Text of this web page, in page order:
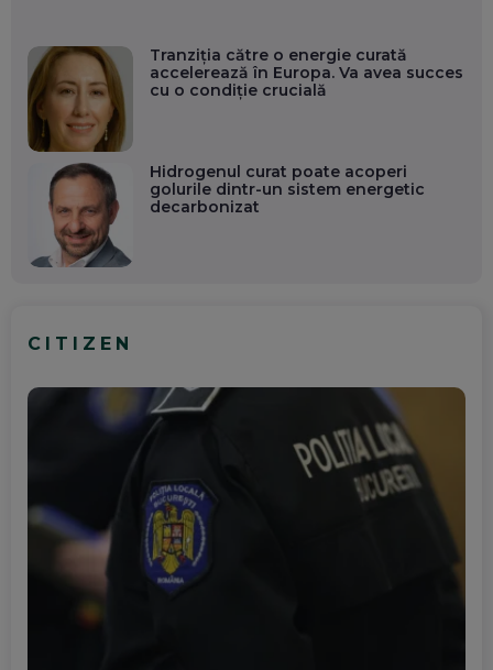
Tranziția către o energie curată
accelerează în Europa. Va avea succes
cu o condiție crucială
Hidrogenul curat poate acoperi
golurile dintr-un sistem energetic
decarbonizat
CITIZEN